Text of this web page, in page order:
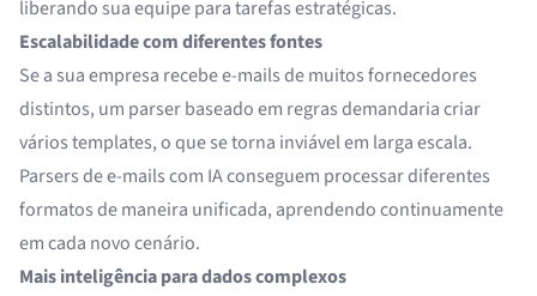
liberando sua equipe para tarefas estratégicas.
Escalabilidade com diferentes fontes
Se a sua empresa recebe e-mails de muitos fornecedores
distintos, um parser baseado em regras demandaria criar
vários templates, o que se torna inviável em larga escala.
Parsers de e-mails com IA conseguem processar diferentes
formatos de maneira unificada, aprendendo continuamente
em cada novo cenário.
Mais inteligência para dados complexos